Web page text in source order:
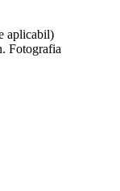
aplicabil)
Fotografia